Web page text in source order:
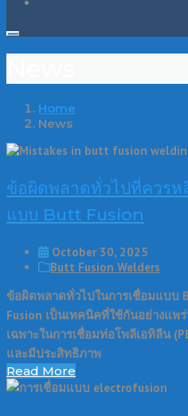
Home
News
ข้อผิดพลาดทั่วไปที่ควรห
แบบ Butt Fusion
October 30, 2025
Butt Fusion Welders
ข้อผิดพลาดทั่วไปในการเชื่อมแบบ
Fusion เป็นเทคนิคที่ใช้กันอย่างแพ
เฉพาะในการเชื่อมท่อโพลีเอทิลีน
และมีประสิทธิภาพ
Read More